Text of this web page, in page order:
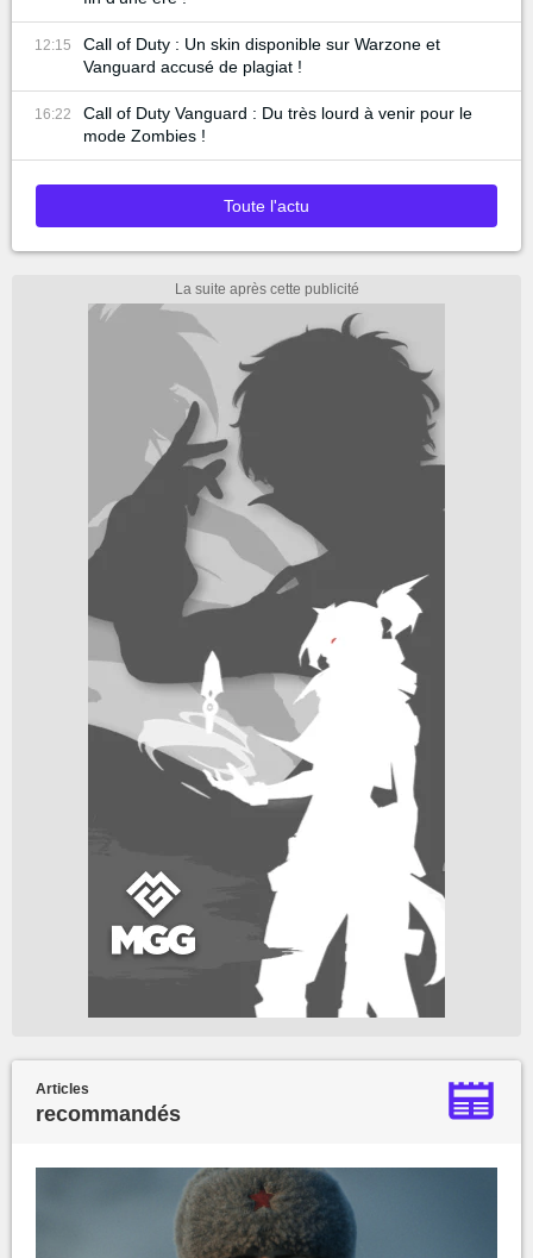
12:15
Call of Duty : Un skin disponible sur Warzone et
Vanguard accusé de plagiat !
16:22
Call of Duty Vanguard : Du très lourd à venir pour le
mode Zombies !
Toute l'actu
Articles
recommandés